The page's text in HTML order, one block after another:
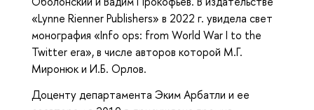
«Lynne Rienner Publishers» в 2022 г. увидела свет
монография «Info ops: from World War I to the
Twitter era», в числе авторов которой М.Г.
Миронюк и И.Б. Орлов.
Доценту департамента Эким Арбатли и ее